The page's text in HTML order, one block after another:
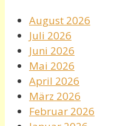
August 2026
Juli 2026
Juni 2026
Mai 2026
April 2026
März 2026
Februar 2026